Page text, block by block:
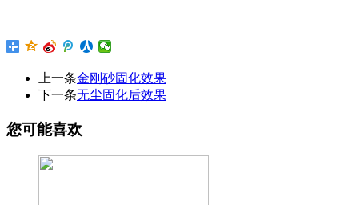
上一条金刚砂固化效果
下一条无尘固化后效果
您可能喜欢